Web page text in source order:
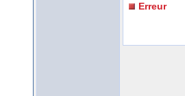
Erreur